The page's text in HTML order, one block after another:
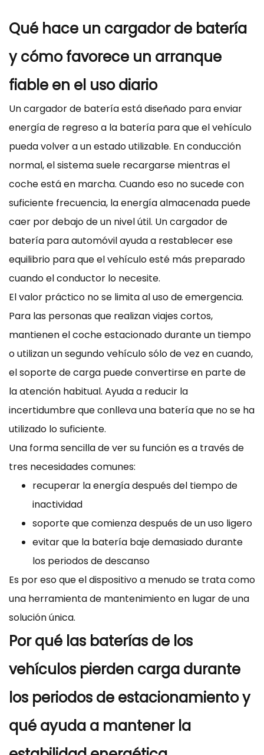
Qué hace un cargador de batería
y cómo favorece un arranque
fiable en el uso diario
Un cargador de batería está diseñado para enviar
energía de regreso a la batería para que el vehículo
pueda volver a un estado utilizable. En conducción
normal, el sistema suele recargarse mientras el
coche está en marcha. Cuando eso no sucede con
suficiente frecuencia, la energía almacenada puede
caer por debajo de un nivel útil. Un cargador de
batería para automóvil ayuda a restablecer ese
equilibrio para que el vehículo esté más preparado
cuando el conductor lo necesite.
El valor práctico no se limita al uso de emergencia.
Para las personas que realizan viajes cortos,
mantienen el coche estacionado durante un tiempo
o utilizan un segundo vehículo sólo de vez en cuando,
el soporte de carga puede convertirse en parte de
la atención habitual. Ayuda a reducir la
incertidumbre que conlleva una batería que no se ha
utilizado lo suficiente.
Una forma sencilla de ver su función es a través de
tres necesidades comunes:
recuperar la energía después del tiempo de
inactividad
soporte que comienza después de un uso ligero
evitar que la batería baje demasiado durante
los periodos de descanso
Es por eso que el dispositivo a menudo se trata como
una herramienta de mantenimiento en lugar de una
solución única.
Por qué las baterías de los
vehículos pierden carga durante
los periodos de estacionamiento y
qué ayuda a mantener la